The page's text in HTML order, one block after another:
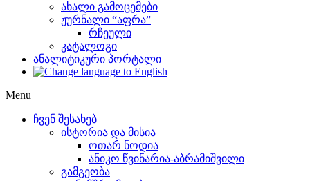
ახალი გამოცემები
ჟურნალი “აფრა”
რჩეული
კატალოგი
ანალიტიკური პორტალი
Menu
ჩვენ შესახებ
ისტორია და მისია
ოთარ ნოდია
ანიკო წვინარია-აბრამიშვილი
გამგეობა